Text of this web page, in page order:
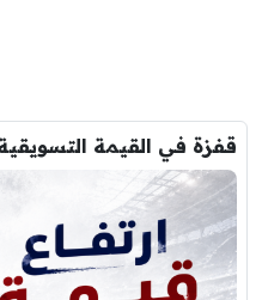
قفزة في القيمة